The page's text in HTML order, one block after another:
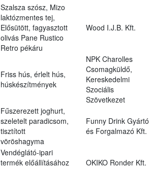
Szalsza szósz, Mizo
laktózmentes tej,
Elősütött, fagyasztott
olivás Pane Rustico
Retro pékáru
Wood I.J.B. Kft.
Friss hús, érlelt hús,
húskészítmények
NPK Charolles
Csomagküldő,
Kereskedelmi
Szociális
Szövetkezet
Fűszerezett joghurt,
szeletelt paradicsom,
tisztított
vöröshagyma
Funny Drink Gyártó
és Forgalmazó Kft.
Vendéglátó-ipari
termék előállításához
OKIKO Ronder Kft.